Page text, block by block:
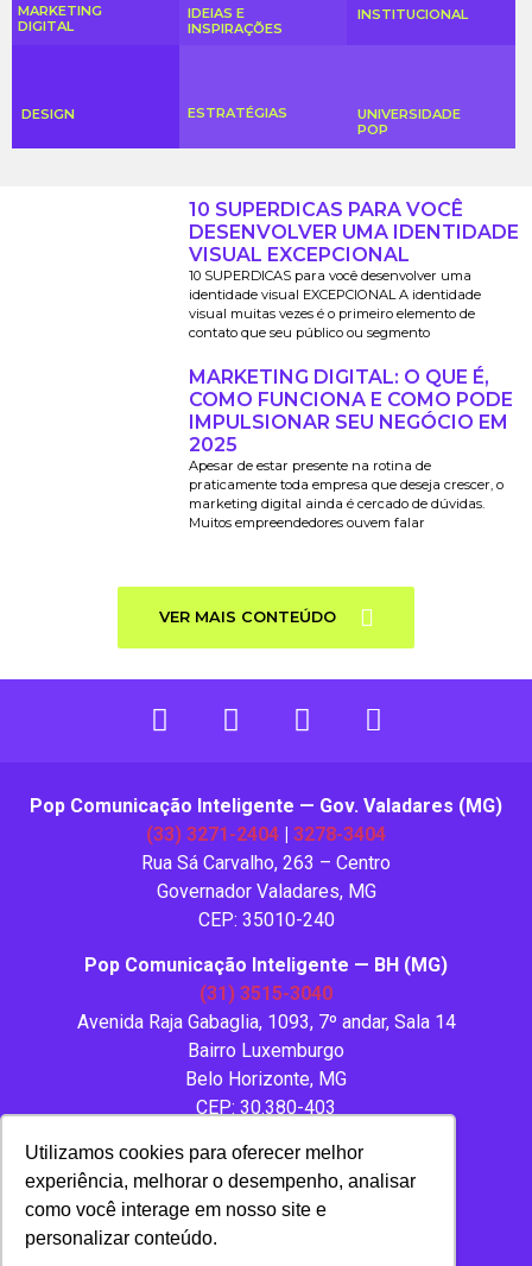
Utilizamos cookies para oferecer melhor
experiência, melhorar o desempenho, analisar
como você interage em nosso site e
personalizar conteúdo.
MARKETING
DIGITAL
IDEIAS E
INSPIRAÇÕES
INSTITUCIONAL
DESIGN ESTRATÉGIAS
UNIVERSIDADE
POP
10 SUPERDICAS PARA VOCÊ
DESENVOLVER UMA IDENTIDADE
VISUAL EXCEPCIONAL
10 SUPERDICAS para você desenvolver uma
identidade visual EXCEPCIONAL A identidade
visual muitas vezes é o primeiro elemento de
contato que seu público ou segmento
MARKETING DIGITAL: O QUE É,
COMO FUNCIONA E COMO PODE
IMPULSIONAR SEU NEGÓCIO EM
2025
Apesar de estar presente na rotina de
praticamente toda empresa que deseja crescer, o
marketing digital ainda é cercado de dúvidas.
Muitos empreendedores ouvem falar
VER MAIS CONTEÚDO
Pop Comunicação Inteligente — Gov. Valadares (MG)
(33) 3271-2404 | 3278-3404
Rua Sá Carvalho, 263 – Centro
Governador Valadares, MG
CEP: 35010-240
Pop Comunicação Inteligente — BH (MG)
(31) 3515-3040
Avenida Raja Gabaglia, 1093, 7º andar, Sala 14
Bairro Luxemburgo
Belo Horizonte, MG
CEP: 30.380-403